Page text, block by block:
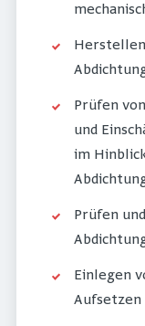
Prüfen
und
im
Prüfen
Einlegen
Aufsetzen